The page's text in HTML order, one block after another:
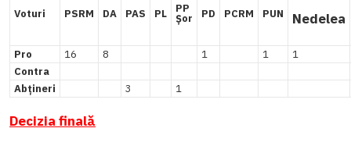
Voturi PSRM DA PAS PL PP
Șor PD PCRM PUN Nedelea
Pro 16 8 1 1
1
Contra
Abțineri
3 1
Decizia finală